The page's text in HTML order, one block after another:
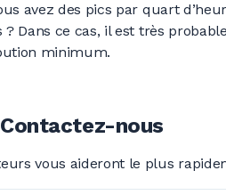
avez des pics par quart
Dans ce cas, il est très
minimum.
Contactez-nous
vous aideront le plus